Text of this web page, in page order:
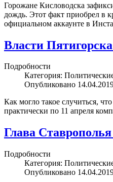
Горожане Кисловодска
дождь. Этот факт приобрел в
официальном аккаунте в
Власти
Подробности
Категория:
Опубликовано
Как могло такое случиться,
практически по 11 апреля
Глава
Подробности
Категория:
Опубликовано